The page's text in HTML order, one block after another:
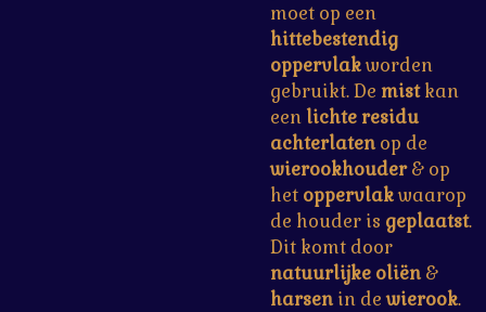
moet op een
hittebestendig
oppervlakworden
gebruikt. De mistkan
een lichte residu
achterlatenop de
wierookhouder& op
het oppervlakwaarop
de houder is geplaatst.
Dit komt door
natuurlijke oliën&
harsenin dewierook.